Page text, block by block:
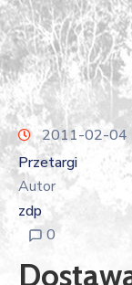
2011-02-04
Przetargi
Autor
zdp
0